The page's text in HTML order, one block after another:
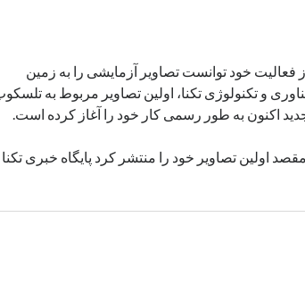
فعالیت خود توانست تصاویر آزمایشی را به زمین
و تکنولوژی تکنا، اولین تصاویر مربوط به
اکنون به طور رسمی کار خود را آغاز کرده است.
اولین تصاویر خود را منتشر کرد پایگاه خبری تکنا